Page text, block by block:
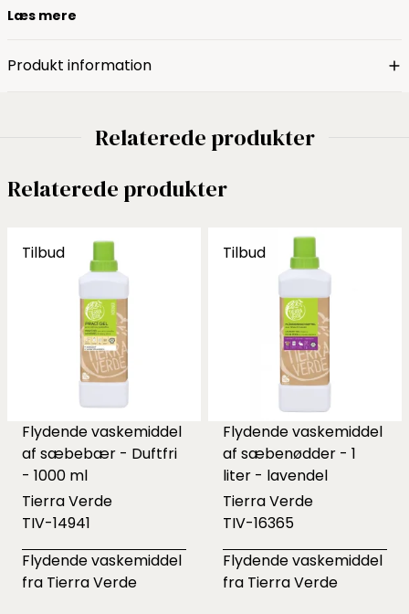
Læs mere
Produkt information
Relaterede produkter
Relaterede produkter
Tilbud
Flydende vaskemiddel
af sæbebær - Duftfri
- 1000 ml
Tierra Verde
TIV-14941
Flydende vaskemiddel
fra Tierra Verde
Tilbud
Flydende vaskemiddel
af sæbenødder - 1
liter - lavendel
Tierra Verde
TIV-16365
Flydende vaskemiddel
fra Tierra Verde